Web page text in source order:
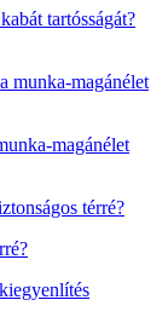
tartósságát?
magánélet